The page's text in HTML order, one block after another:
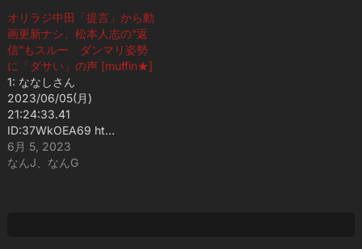
オリラジ中田「提言」から動
画更新ナシ、松本人志の“返
信”もスルー ダンマリ姿勢
に「ダサい」の声 [muffin★]
1: ななしさん
2023/06/05(月)
21:24:33.41
ID:37WkOEA69 ht…
6月 5, 2023
なんJ、なんG